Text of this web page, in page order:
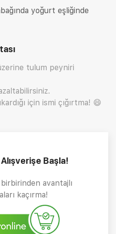
yoğurt eşliğinde
tulum peyniri
için ismi çığırtma! 😄
Başla!
birbirinden avantajlı
kaçırma!